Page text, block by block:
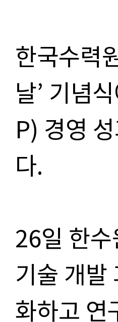
한국수력
날’ 기념
P) 경영
다.
26일 한
기술 개발
화하고 연